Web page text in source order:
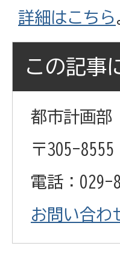
詳細はこちら
この記事
都市計画
〒305-
電話：029-
お問い合わ